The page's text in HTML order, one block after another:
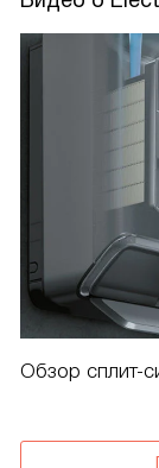
Обзор сплит-